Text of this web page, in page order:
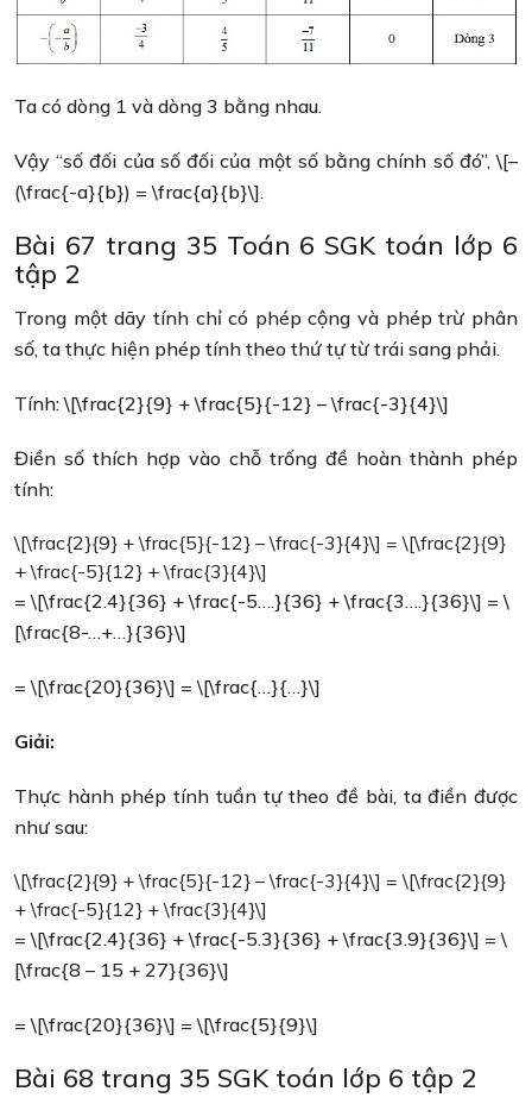
Ta có dòng 1 và dòng 3 bằng nhau.
Vậy “số đối của số đối của một số bằng chính số đó”, \[–
(\frac{-a}{b}) = \frac{a}{b}\].
Bài 67 trang 35 Toán 6 SGK toán lớp 6
tập 2
Trong một dãy tính chỉ có phép cộng và phép trừ phân
số, ta thực hiện phép tính theo thứ tự từ trái sang phải.
Tính: \[\frac{2}{9} + \frac{5}{-12} – \frac{-3}{4}\]
Điền số thích hợp vào chỗ trống đề hoàn thành phép
tính:
\[\frac{2}{9} + \frac{5}{-12} – \frac{-3}{4}\] = \[\frac{2}{9}
+ \frac{-5}{12} + \frac{3}{4}\]
= \[\frac{2.4}{36} + \frac{-5….}{36} + \frac{3….}{36}\] = \
[\frac{8-…+…}{36}\]
= \[\frac{20}{36}\] = \[\frac{…}{…}\]
Giải:
Thực hành phép tính tuần tự theo đề bài, ta điền được
như sau:
\[\frac{2}{9} + \frac{5}{-12} – \frac{-3}{4}\] = \[\frac{2}{9}
+ \frac{-5}{12} + \frac{3}{4}\]
= \[\frac{2.4}{36} + \frac{-5.3}{36} + \frac{3.9}{36}\] = \
[\frac{8 – 15 + 27}{36}\]
= \[\frac{20}{36}\] = \[\frac{5}{9}\]
Bài 68 trang 35 SGK toán lớp 6 tập 2